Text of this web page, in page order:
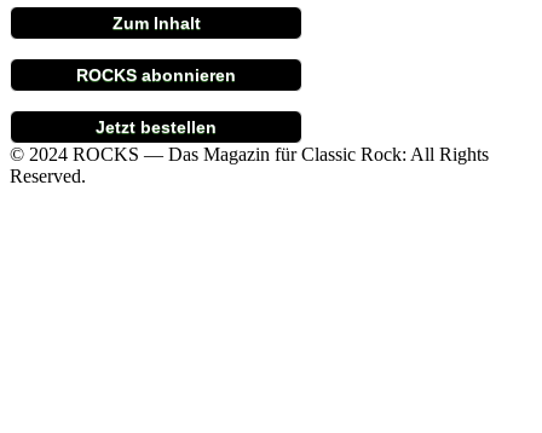
Zum Inhalt
ROCKS abonnieren
Jetzt bestellen
© 2024 ROCKS — Das Magazin für Classic Rock: All Rights
Reserved.